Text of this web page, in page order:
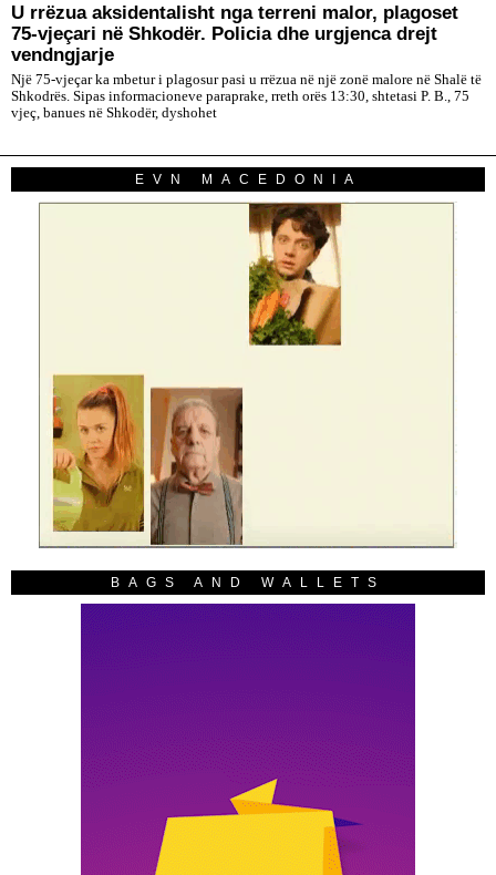
U rrëzua aksidentalisht nga terreni malor, plagoset
75-vjeçari në Shkodër. Policia dhe urgjenca drejt
vendngjarje
Një 75-vjeçar ka mbetur i plagosur pasi u rrëzua në një zonë malore në Shalë të
Shkodrës. Sipas informacioneve paraprake, rreth orës 13:30, shtetasi P. B., 75
vjeç, banues në Shkodër, dyshohet
EVN MACEDONIA
BAGS AND WALLETS